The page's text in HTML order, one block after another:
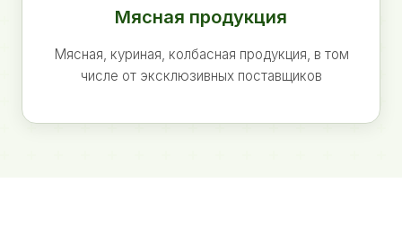
Мясная продукция
Мясная, куриная, колбасная продукция, в том
числе от эксклюзивных поставщиков